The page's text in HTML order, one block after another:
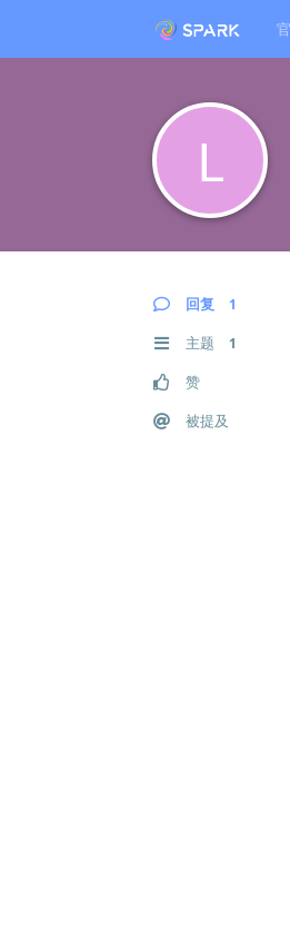
L
回复 1
主题 1
赞
被提及